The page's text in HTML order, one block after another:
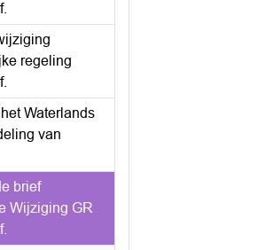
regeling
Waterlands
van
brief
Wijziging GR